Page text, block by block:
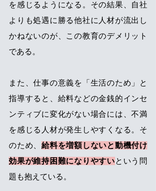
を感じるようになる。その結果、自社
よりも処遇に勝る他社に人材が流出し
かねないのが、この教育のデメリット
である。
また、仕事の意義を「生活のため」と
指導すると、給料などの金銭的インセ
ンティブに変化がない場合には、不満
を感じる人材が発生しやすくなる。そ
のため、 給料を増額しないと動機付け
効果が維持困難になりやすいという問
題も抱えている。